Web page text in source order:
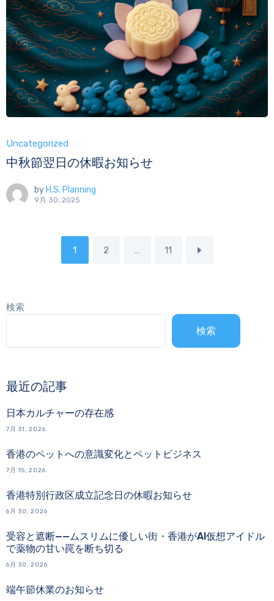
Uncategorized
中秋節翌日の休暇お知らせ
by H.S. Planning
9月 30, 2025
1 2 … 11
検索
検索
最近の記事
日本カルチャーの存在感
7月 31, 2026
香港のペットへの意識変化とペットビジネス
7月 15, 2026
香港特別行政区成立記念日の休暇お知らせ
6月 30, 2026
受容と遮断——ムスリムに優しい街・香港がAI仮想アイドル
で薬物の甘い罠を断ち切る
6月 30, 2026
端午節休業のお知らせ